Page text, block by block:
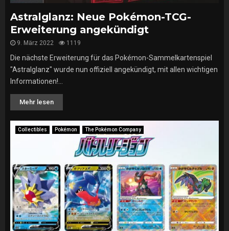
Astralglanz: Neue Pokémon-TCG-
Erweiterung angekündigt
9. März 2022 1119
Die nächste Erweiterung für das Pokémon-Sammelkartenspiel
"Astralglanz" wurde nun offiziell angekündigt, mit allen wichtigen
Informationen!...
Mehr lesen
Collectibles Pokémon The Pokémon Company